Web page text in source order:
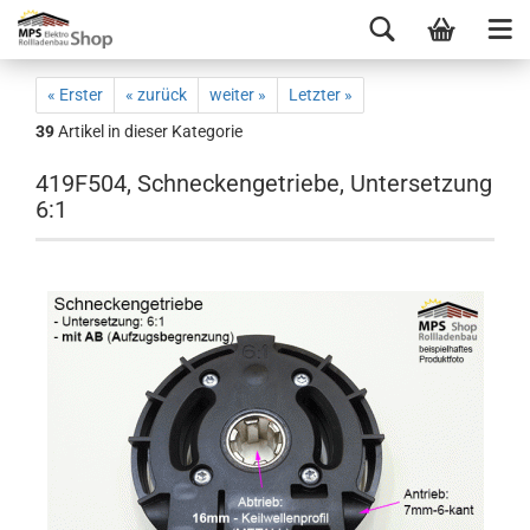
« Erster « zurück weiter »
Letzter »
39Artikel in dieser Kategorie
419F504, Schneckengetriebe, Untersetzung
6:1